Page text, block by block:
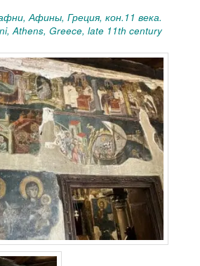
Афины, Греция, кон.11 века.
Athens, Greece, late 11th century